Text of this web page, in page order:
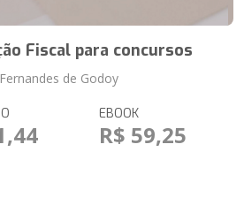
Fiscal para concursos
de Godoy
EBOOK
R$ 59,25